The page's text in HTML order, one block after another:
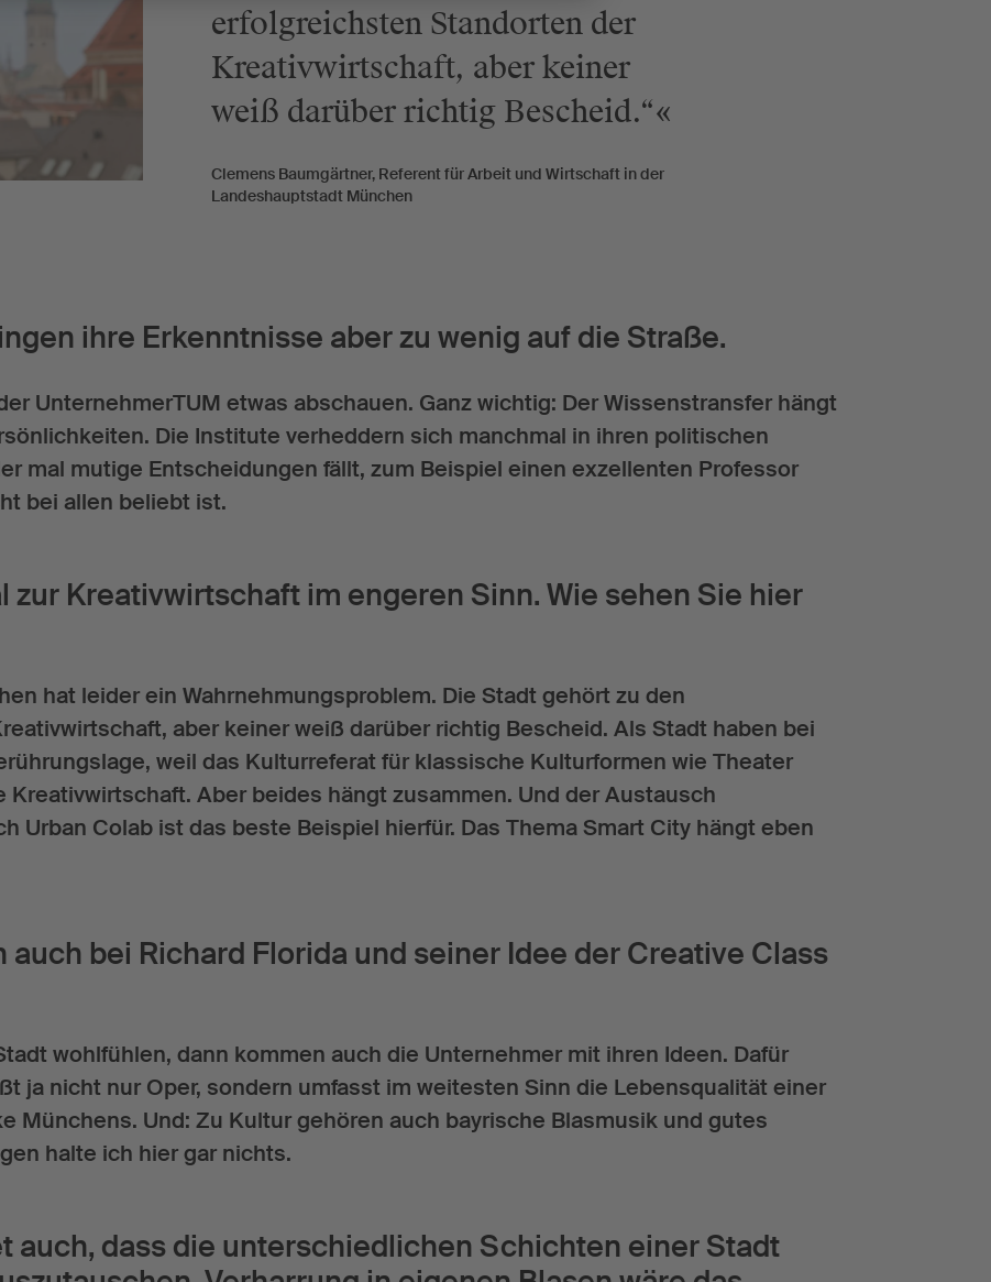
erfolgreichsten Standorten der
Kreativwirtschaft, aber keiner
weiß darüber richtig Bescheid.“
Clemens Baumgärtner, Referent für Arbeit und Wirtschaft in der
Landeshauptstadt München
ihre Erkenntnisse aber zu wenig auf die Straße.
UnternehmerTUM etwas abschauen. Ganz wichtig: Der Wissenstransfer hängt
Die Institute verheddern sich manchmal in ihren politischen
mal mutige Entscheidungen fällt, zum Beispiel einen exzellenten Professor
bei allen beliebt ist.
zur Kreativwirtschaft im engeren Sinn. Wie sehen Sie hier
hat leider ein Wahrnehmungsproblem. Die Stadt gehört zu den
aber keiner weiß darüber richtig Bescheid. Als Stadt haben bei
weil das Kulturreferat für klassische Kulturformen wie Theater
Kreativwirtschaft. Aber beides hängt zusammen. Und der Austausch
Urban Colab ist das beste Beispiel hierfür. Das Thema Smart City hängt eben
auch bei Richard Florida und seiner Idee der Creative Class
wohlfühlen, dann kommen auch die Unternehmer mit ihren Ideen. Dafür
ja nicht nur Oper, sondern umfasst im weitesten Sinn die Lebensqualität einer
Münchens. Und: Zu Kultur gehören auch bayrische Blasmusik und gutes
halte ich hier gar nichts.
auch, dass die unterschiedlichen Schichten einer Stadt